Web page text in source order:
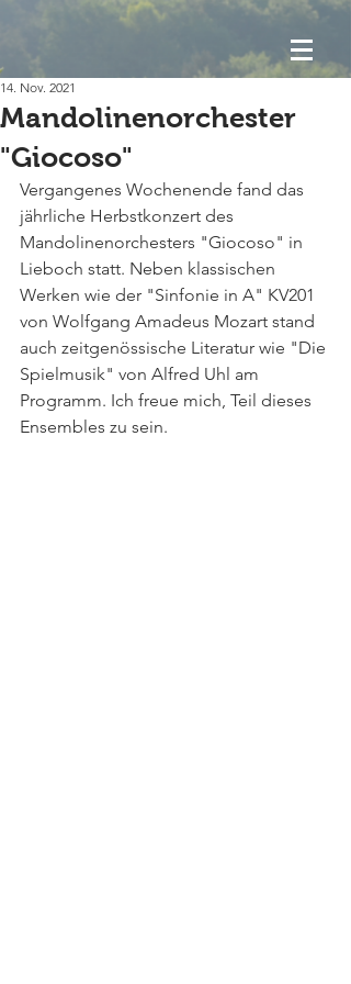
Mandolinenorchester
"Giocoso"
14. Nov. 2021
Vergangenes Wochenende fand das
jährliche Herbstkonzert des
Mandolinenorchesters "Giocoso" in
Lieboch statt. Neben klassischen
Werken wie der "Sinfonie in A" KV201
von Wolfgang Amadeus Mozart stand
auch zeitgenössische Literatur wie "Die
Spielmusik" von Alfred Uhl am
Programm. Ich freue mich, Teil dieses
Ensembles zu sein.